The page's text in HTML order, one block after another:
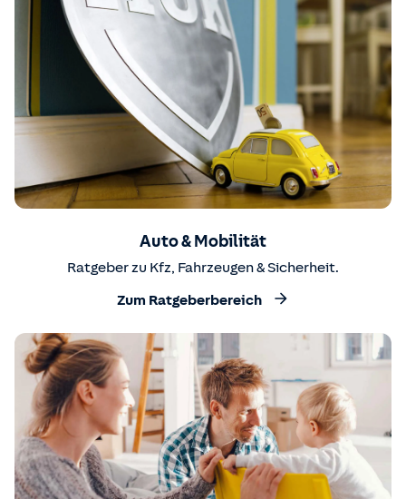
Auto & Mobilität
Ratgeber zu Kfz, Fahrzeugen & Sicherheit.
Zum Ratgeberbereich